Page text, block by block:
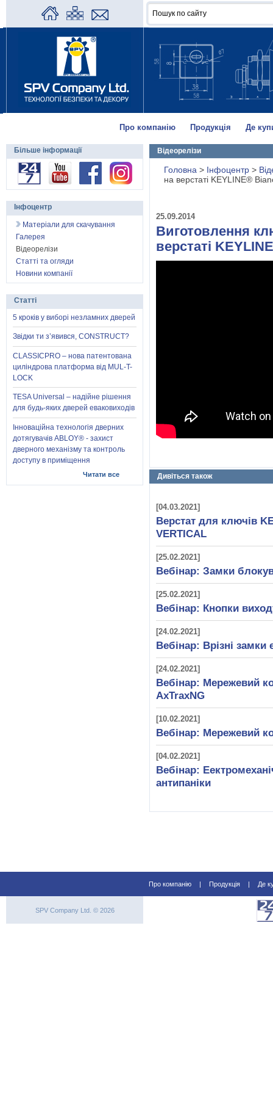
Про компанію Продукція Де
Відеорелізи
Головна > Інфоцентр >
на верстаті KEYLINE®
25.09.2014
Виготовлення
верстаті
Дивіться також
[04.03.2021]
Верстат для ключів
VERTICAL
[25.02.2021]
Вебінар: Замки
[25.02.2021]
Вебінар: Кнопки
[24.02.2021]
Вебінар: Врізні замки
[24.02.2021]
Вебінар: Мережевий
AxTraxNG
[10.02.2021]
Вебінар: Мережевий
[04.02.2021]
Вебінар:
антипаніки
Більше інформації
Інфоцентр
Матеріали для скачування
Галерея
Відеорелізи
Статті та огляди
Новини компанії
Статті
5 кроків у виборі незламних дверей
Звідки ти з’явився, CONSTRUCT?
CLASSICPRO – нова патентована
циліндрова платформа від MUL-T-
LOCK
TESA Universal – надійне рішення
для будь-яких дверей еваковиходів
Інноваційна технологія дверних
дотягувачів ABLOY® - захист
дверного механізму та контроль
доступу в приміщення
Читати все
Про компанію | Продукція | Де
SPV Company Ltd. © 2026